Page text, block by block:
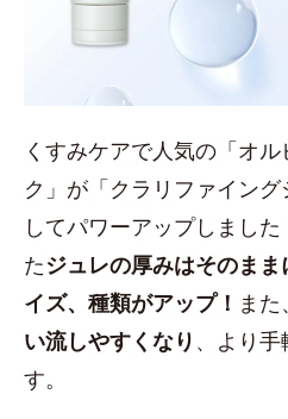
くすみケアで人気の「オ
ク」が「クラリファイン
してパワーアップしまし
たジュレの厚みはそのま
イズ、種類がアップ！ また、
い流しやすくなり 、より手
す。